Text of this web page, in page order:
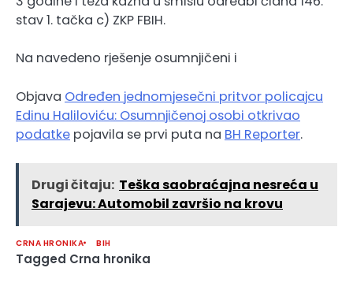
stav 1. tačka c) ZKP FBIH.
Na navedeno rješenje osumnjičeni i
Objava Određen jednomjesečni pritvor policajcu
Edinu Haliloviću: Osumnjičenoj osobi otkrivao
podatke pojavila se prvi puta na BH Reporter.
Drugi čitaju: Teška saobraćajna nesreća u
Sarajevu: Automobil završio na krovu
CRNA HRONIKA BIH
Tagged Crna hronika